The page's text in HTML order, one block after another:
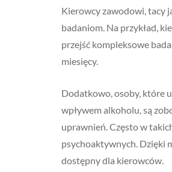
Kierowcy zawodowi, tacy
badaniom. Na przykład,
przejść kompleksowe
miesięcy.
Dodatkowo, osoby, które
wpływem alkoholu, są
uprawnień. Często w
psychoaktywnych. Dzięki
dostępny dla kierowców.